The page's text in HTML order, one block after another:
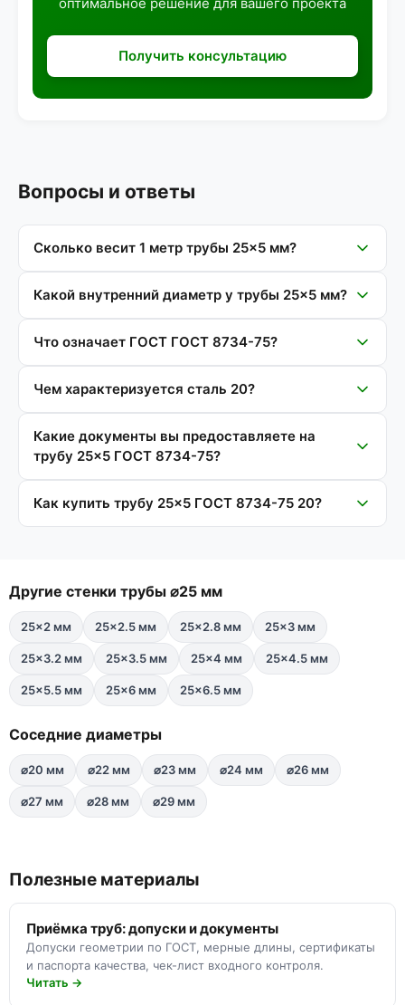
Получить консультацию
Вопросы и ответы
Сколько весит 1 метр трубы 25×5 мм?
Какой внутренний диаметр у трубы 25×5 мм?
Что означает ГОСТ ГОСТ 8734-75?
Чем характеризуется сталь 20?
Какие документы вы предоставляете на
трубу 25×5 ГОСТ 8734-75?
Как купить трубу 25×5 ГОСТ 8734-75 20?
Другие стенки трубы ⌀25 мм
25×2 мм 25×2.5 мм 25×2.8 мм 25×3 мм
25×3.2 мм 25×3.5 мм 25×4 мм 25×4.5 мм
25×5.5 мм 25×6 мм 25×6.5 мм
Соседние диаметры
⌀20 мм ⌀22 мм ⌀23 мм ⌀24 мм ⌀26 мм
⌀27 мм ⌀28 мм ⌀29 мм
Полезные материалы
Приёмка труб: допуски и документы
Допуски геометрии по ГОСТ, мерные длины, сертификаты
и паспорта качества, чек-лист входного контроля.
Читать →